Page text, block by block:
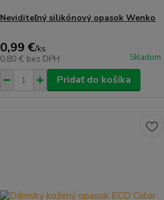
Neviditeľný silikónový opasok Wenko
0,99 €/ks
0,80 € bez DPH Skladom
Pridať do košíka